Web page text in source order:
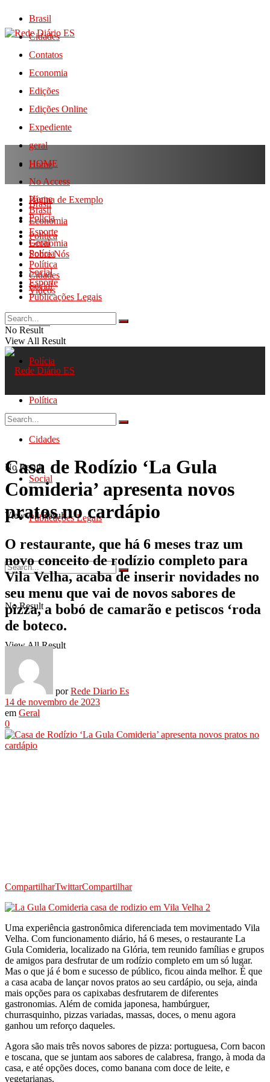
Brasil
Cidades
Contatos
Economia
Edições
Edições Online
Expediente
geral
HOME
No Access
Página de Exemplo
Polícia
Política
Sobre Nós
Social
Videos
Home
Brasil
Economia
Esporte
Geral
Polícia
Política
Cidades
Social
Publicações Legais
No Result
View All Result
Home
Brasil
Economia
Esporte
Geral
Polícia
Política
Cidades
Social
Publicações Legais
No Result
View All Result
No Result
View All Result
Casa de Rodízio ‘La Gula
Comideria’ apresenta novos
pratos no cardápio
O restaurante, que há 6 meses traz um
novo conceito de rodízio completo para
Vila Velha, acaba de inserir novidades no
seu menu que vai de novos sabores de
pizza, a bobó de camarão e petiscos ‘roda
de boteco.
por Rede Diario Es
14 de novembro de 2023
em Geral
0
CompartilharTwittarCompartilhar
Uma experiência gastronômica diferenciada tem movimentado Vila
Velha. Com funcionamento diário, há 6 meses, o restaurante La
Gula Comideria, localizado na Glória, tem reunido famílias e grupos
de amigos para desfrutar de um rodízio completo em um só lugar.
Mas o que já é bom e sucesso de público, ficou ainda melhor. É que
a casa acaba de lançar novos pratos ao seu cardápio, ou seja, ainda
mais opções para os capixabas desfrutarem de diferentes
gastronomias. Além de comida japonesa, hambúrguer,
churrasquinho, pizzas variadas, massas, doces, o menu agora
ganhou um reforço daqueles.
Agora são mais três novos sabores de pizza: portuguesa, Corn bacon
e toscana, que se juntam aos sabores de calabresa, frango, à moda da
casa, e até opções doces, como banana com doce de leite, e
vegetarianas.